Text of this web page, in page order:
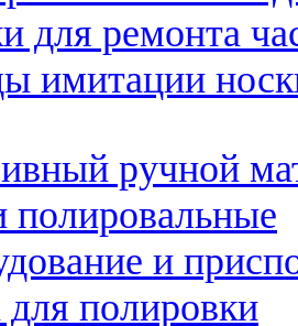
для ремонта
имитации
ручной
полировальные
и
для полировки